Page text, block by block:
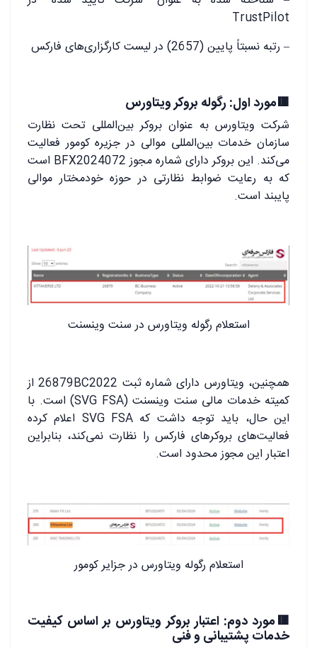
TrustPilot
– رتبه نسبتاً پایین (2657) در لیست کارگزاری‌های فارکس
🟥مورد اول: رگوله بروکر ویتاورس
شرکت ویتاورس به عنوان بروکر بین‌المللی تحت نظارت
سازمان خدمات بین‌المللی موالی در جزیره کومور فعالیت
می‌کند. این بروکر دارای شماره مجوز BFX2024072 است
که به رعایت ضوابط نظارتی در حوزه خودمختار موالی
پایبند است.
استعلام رگوله ویتاورس در سنت وینسنت
همچنین، ویتاورس دارای شماره ثبت 26879BC2022 از
کمیته خدمات مالی سنت وینسنت (SVG FSA) است. با
این حال، باید توجه داشت که SVG FSA اعلام کرده
فعالیت‌های بروکرهای فارکس را نظارت نمی‌کند، بنابراین
اعتبار این مجوز محدود است.
استعلام رگوله ویتاورس در جزایر کومور
🟥مورد دوم: اعتبار بروکر ویتاورس بر اساس کیفیت
خدمات پشتیبانی و فنی